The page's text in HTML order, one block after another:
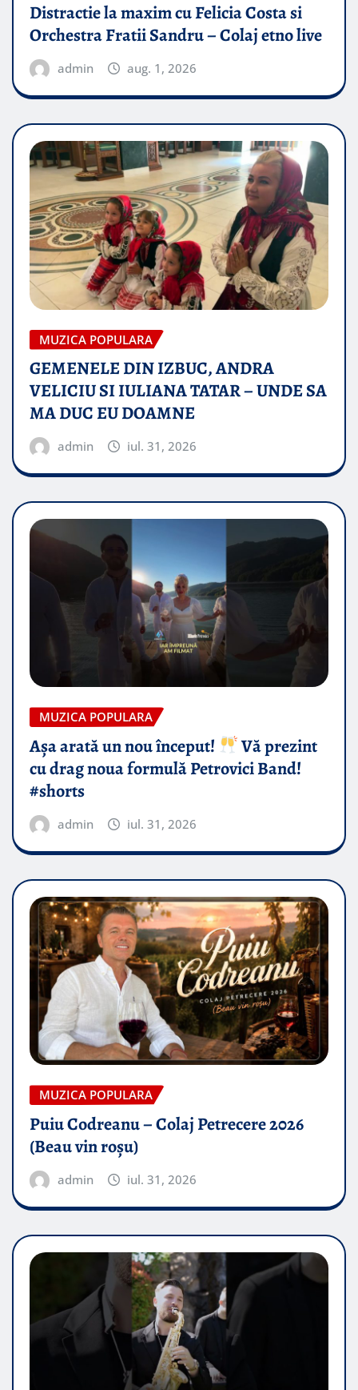
Distractie la maxim cu Felicia Costa si
Orchestra Fratii Sandru – Colaj etno live
admin aug. 1, 2026
MUZICA POPULARA
GEMENELE DIN IZBUC, ANDRA
VELICIU SI IULIANA TATAR – UNDE SA
MA DUC EU DOAMNE
admin iul. 31, 2026
MUZICA POPULARA
Așa arată un nou început!
Vă prezint
cu drag noua formulă Petrovici Band!
#shorts
admin iul. 31, 2026
MUZICA POPULARA
Puiu Codreanu – Colaj Petrecere 2026
(Beau vin roșu)
admin iul. 31, 2026